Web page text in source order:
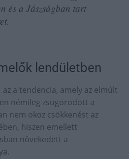
és a Jászságban tart
lendületben
a tendencia, amely az elmúlt
némileg zsugorodott a
nem okoz csökkenést az
hiszen emellett
növekedett a